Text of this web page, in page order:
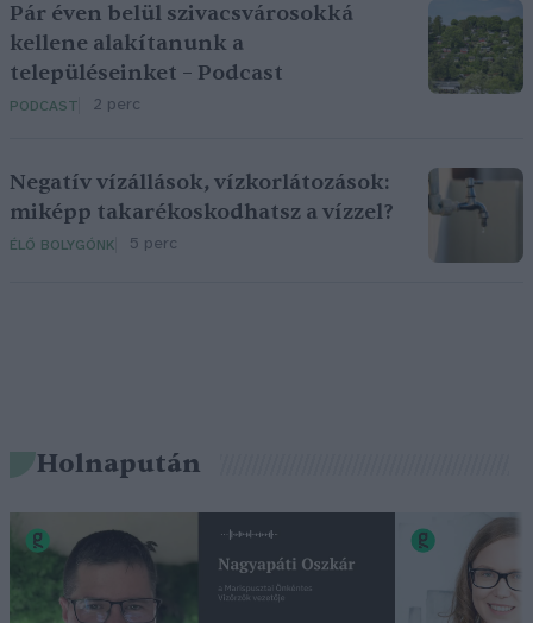
Pár éven belül szivacsvárosokká
kellene alakítanunk a
településeinket – Podcast
PODCAST 2 perc
Negatív vízállások, vízkorlátozások:
miképp takarékoskodhatsz a vízzel?
ÉLŐ BOLYGÓNK 5 perc
Holnapután